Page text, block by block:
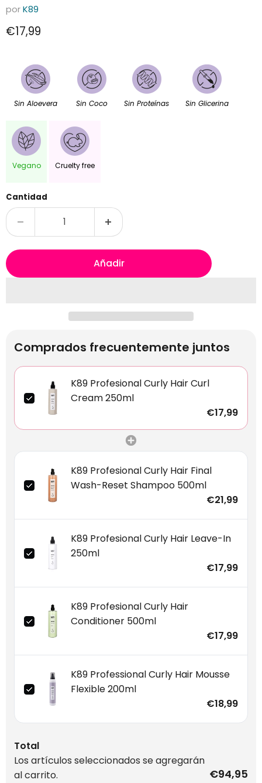
porK89
Precio actual
€17,99
Sin Aloevera Sin Coco Sin Proteínas Sin Glicerina
Vegano Cruelty free
Cantidad
Añadir
Comprados frecuentemente juntos
K89 Profesional Curly Hair Curl
Cream 250ml
€17,99
K89 Profesional Curly Hair Final
Wash-Reset Shampoo 500ml
€21,99
K89 Profesional Curly Hair Leave-In
250ml
€17,99
K89 Profesional Curly Hair
Conditioner 500ml
€17,99
K89 Professional Curly Hair Mousse
Flexible 200ml
€18,99
Total
Los artículos seleccionados se agregarán
al carrito.
€94,95